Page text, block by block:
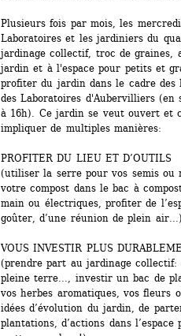
Plusieurs fois par mois, les
Laboratoires et les jardiniers du
jardinage collectif, troc de graines,
jardin et à l'espace pour petits et
profiter du jardin dans le cadre des
des Laboratoires d'Aubervilliers (en
à 16h). Ce jardin se veut ouvert et
impliquer de multiples manières:
PROFITER DU LIEU ET D’OUTILS
(utiliser la serre pour vos semis ou
votre compost dans le bac à
main ou électriques, profiter de
goûter, d’une réunion de plein air...)
VOUS INVESTIR PLUS
(prendre part au jardinage
pleine terre..., investir un bac de
vos herbes aromatiques, vos fleurs
idées d’évolution du jardin, de
plantations, d’actions dans